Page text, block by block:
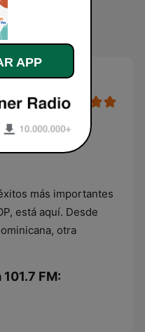
en vivo
más importantes
está aquí. Desde
otra
FM:
APP